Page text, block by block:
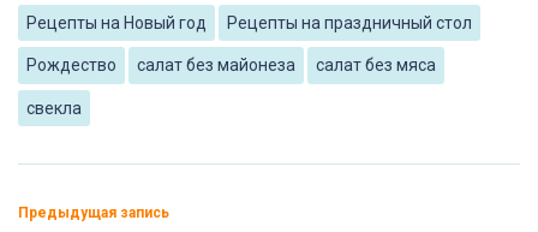
Рецепты на Новый год Рецепты на праздничный стол
Рождество салат без майонеза салат без мяса
свекла
Предыдущая запись